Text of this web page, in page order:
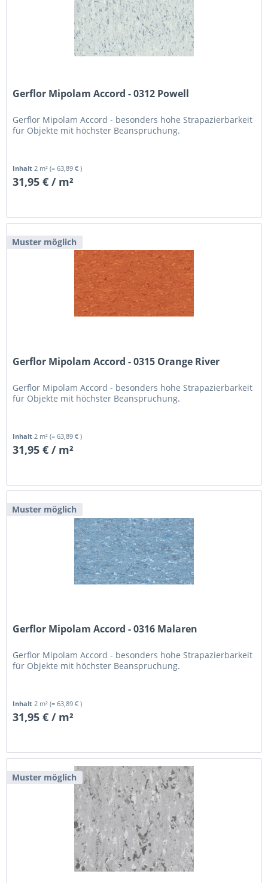
Gerflor Mipolam Accord - 0312 Powell
Gerflor Mipolam Accord - besonders hohe Strapazierbarkeit
für Objekte mit höchster Beanspruchung.
Inhalt 2 m²(= 63,89 € )
31,95 € / m²
Muster möglich
Gerflor Mipolam Accord - 0315 Orange River
Gerflor Mipolam Accord - besonders hohe Strapazierbarkeit
für Objekte mit höchster Beanspruchung.
Inhalt 2 m²(= 63,89 € )
31,95 € / m²
Muster möglich
Gerflor Mipolam Accord - 0316 Malaren
Gerflor Mipolam Accord - besonders hohe Strapazierbarkeit
für Objekte mit höchster Beanspruchung.
Inhalt2 m²(= 63,89 € )
31,95 € / m²
Muster möglich